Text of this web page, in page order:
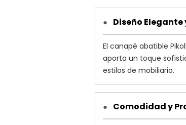
● Diseño Elegante
El canapé abatible
aporta un toque
estilos de mobiliario.
● Comodidad y